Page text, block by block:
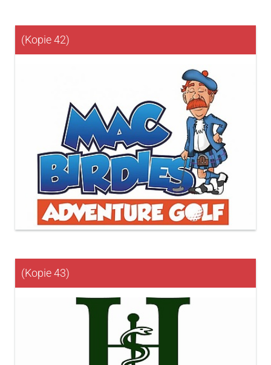
(Kopie 42)
(Kopie 43)